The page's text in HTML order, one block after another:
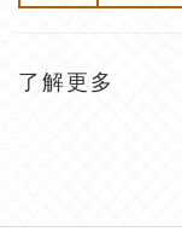
了解更多